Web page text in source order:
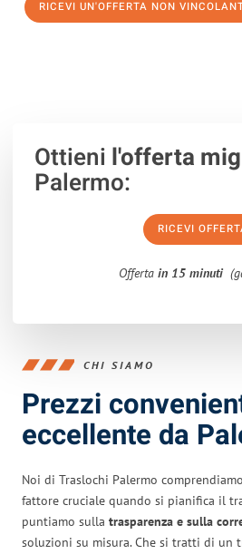
RICEVI UN'OFFERTA NON
Ottieni l'offerta
Palermo:
RICEVI
Offerta in 15 minuti
CHI SIAMO
Prezzi
eccellente da
Noi di Traslochi Palermo
fattore cruciale quando si pianifica il
puntiamo sulla trasparenza e sulla
soluzioni su misura. Che si tratti di un